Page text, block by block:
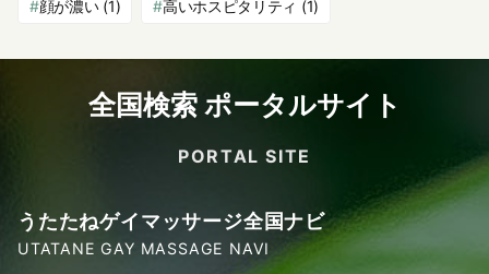
顔が濃い(1) 高いホスピタリティ (1)
全国検索 ポータルサイト
PORTAL SITE
うたたねゲイマッサージ全国ナビ
UTATANE GAY MASSAGE NAVI